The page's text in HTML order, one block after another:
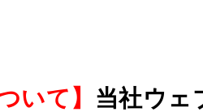
いて】 当社ウェ